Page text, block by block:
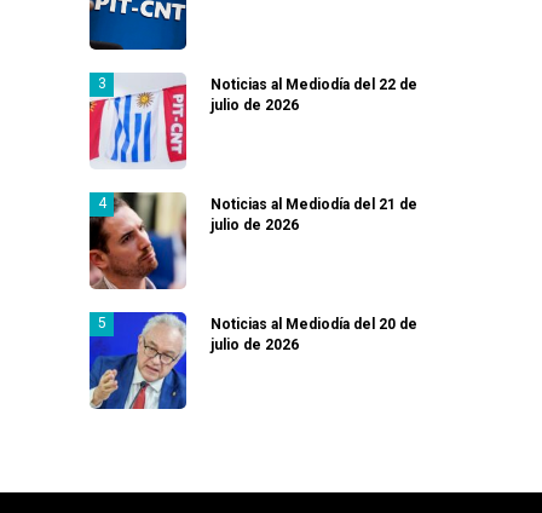
Noticias al Mediodía del 22 de
julio de 2026
Noticias al Mediodía del 21 de
julio de 2026
Noticias al Mediodía del 20 de
julio de 2026